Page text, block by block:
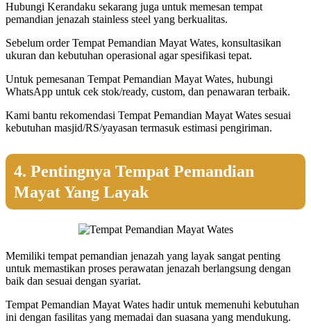
Hubungi Kerandaku sekarang juga untuk memesan tempat
pemandian jenazah stainless steel yang berkualitas.
Sebelum order Tempat Pemandian Mayat Wates, konsultasikan
ukuran dan kebutuhan operasional agar spesifikasi tepat.
Untuk pemesanan Tempat Pemandian Mayat Wates, hubungi
WhatsApp untuk cek stok/ready, custom, dan penawaran terbaik.
Kami bantu rekomendasi Tempat Pemandian Mayat Wates sesuai
kebutuhan masjid/RS/yayasan termasuk estimasi pengiriman.
4. Pentingnya Tempat Pemandian
Mayat Yang Layak
Memiliki tempat pemandian jenazah yang layak sangat penting
untuk memastikan proses perawatan jenazah berlangsung dengan
baik dan sesuai dengan syariat.
Tempat Pemandian Mayat Wates hadir untuk memenuhi kebutuhan
ini dengan fasilitas yang memadai dan suasana yang mendukung.